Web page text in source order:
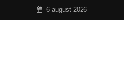
6 august 2026